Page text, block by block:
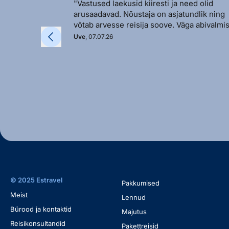
"Vastused laekusid kiiresti ja need olid
arusaadavad. Nõustaja on asjatundlik ning
võtab arvesse reisija soove. Väga
Uve, 07.07.26
© 2025 Estravel
Meist
Bürood ja kontaktid
Reisikonsultandid
Pakkumised
Lennud
Majutus
Pakettreisid